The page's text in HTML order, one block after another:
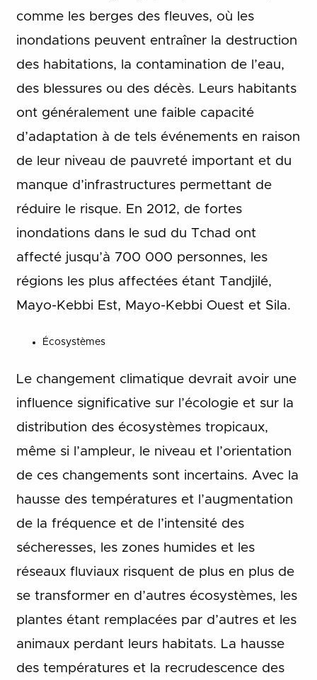
comme les berges des fleuves, où les
inondations peuvent entraîner la destruction
des habitations, la contamination de l’eau,
des blessures ou des décès. Leurs habitants
ont généralement une faible capacité
d’adaptation à de tels événements en raison
de leur niveau de pauvreté important et du
manque d’infrastructures permettant de
réduire le risque. En 2012, de fortes
inondations dans le sud du Tchad ont
affecté jusqu’à 700 000 personnes, les
régions les plus affectées étant Tandjilé,
Mayo-Kebbi Est, Mayo-Kebbi Ouest et Sila.
Écosystèmes
Le changement climatique devrait avoir une
influence significative sur l’écologie et sur la
distribution des écosystèmes tropicaux,
même si l’ampleur, le niveau et l’orientation
de ces changements sont incertains. Avec la
hausse des températures et l’augmentation
de la fréquence et de l’intensité des
sécheresses, les zones humides et les
réseaux fluviaux risquent de plus en plus de
se transformer en d’autres écosystèmes, les
plantes étant remplacées par d’autres et les
animaux perdant leurs habitats. La hausse
des températures et la recrudescence des